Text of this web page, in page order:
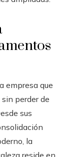
empresa que
perder de
sus
la